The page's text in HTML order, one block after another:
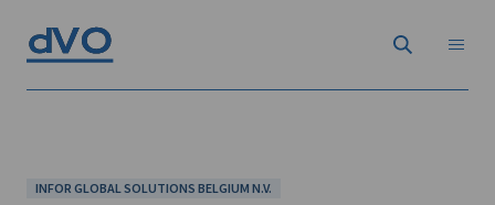
INFOR GLOBAL SOLUTIONS BELGIUM N.V.